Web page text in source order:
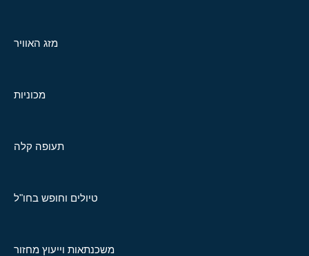
מזג האוויר
מכוניות
תעופה קלה
טיולים וחופש בחו"ל
משכנתאות וייעוץ מחזור